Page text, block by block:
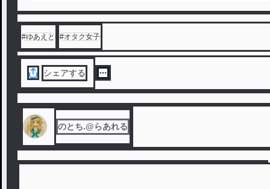
#ゆあえと #オタク女子
シェアする
のとち.@らあれる